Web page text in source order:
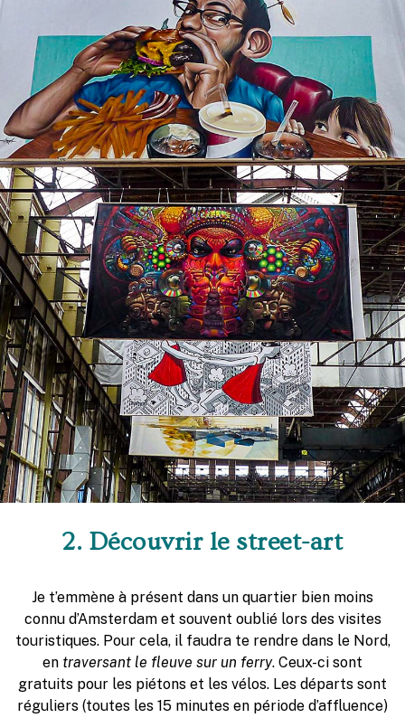
2. Découvrir le street-art
Je t’emmène à présent dans un quartier bien moins
connu d’Amsterdam et souvent oublié lors des visites
touristiques. Pour cela, il faudra te rendre dans le Nord,
en traversant le fleuve sur un ferry. Ceux-ci sont
gratuits pour les piétons et les vélos. Les départs sont
réguliers (toutes les 15 minutes en période d’affluence)